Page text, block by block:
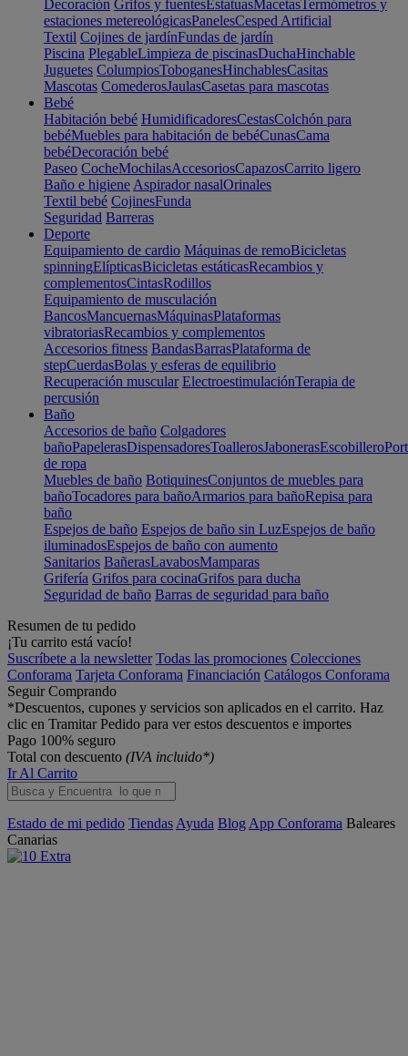
Decoración Grifos y fuentesEstatuasMacetasTermómetros y
estaciones metereológicasPanelesCesped Artificial
Textil Cojines de jardínFundas de jardín
Piscina PlegableLimpieza de piscinasDuchaHinchable
Juguetes ColumpiosToboganesHinchablesCasitas
Mascotas ComederosJaulasCasetas para mascotas
Bebé
Habitación bebé HumidificadoresCestasColchón para
bebéMuebles para habitación de bebéCunasCama
bebéDecoración bebé
Paseo CocheMochilasAccesoriosCapazosCarrito ligero
Baño e higiene Aspirador nasalOrinales
Textil bebé CojinesFunda
Seguridad Barreras
Deporte
Equipamiento de cardio Máquinas de remoBicicletas
spinningElípticasBicicletas estáticasRecambios y
complementosCintasRodillos
Equipamiento de musculación
BancosMancuernasMáquinasPlataformas
vibratoriasRecambios y complementos
Accesorios fitness BandasBarrasPlataforma de
stepCuerdasBolas y esferas de equilibrio
Recuperación muscular ElectroestimulaciónTerapia de
percusión
Baño
Accesorios de baño Colgadores
bañoPapelerasDispensadoresToallerosJabonerasEscobillero
de ropa
Muebles de baño BotiquinesConjuntos de muebles para
bañoTocadores para bañoArmarios para bañoRepisa para
baño
Espejos de baño Espejos de baño sin LuzEspejos de baño
iluminadosEspejos de baño con aumento
Sanitarios BañerasLavabosMamparas
Grifería Grifos para cocinaGrifos para ducha
Seguridad de baño Barras de seguridad para baño
Resumen de tu pedido
¡Tu carrito está vacío!
Suscríbete a la newsletter Todas las promociones Colecciones
Conforama Tarjeta Conforama Financiación Catálogos Conforama
Seguir Comprando
*Descuentos, cupones y servicios son aplicados en el carrito. Haz
clic en Tramitar Pedido para ver estos descuentos e importes
Pago 100% seguro
Total con descuento (IVA incluido*)
Ir Al Carrito
Estado de mi pedido Tiendas Ayuda Blog App Conforama Baleares
Canarias